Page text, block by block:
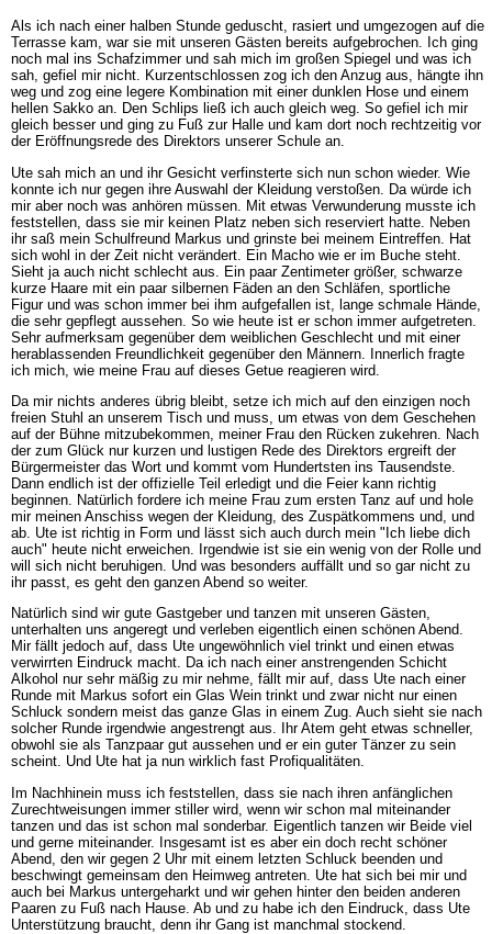
Als ich nach einer halben Stunde geduscht, rasiert und umgezogen auf die
Terrasse kam, war sie mit unseren Gästen bereits aufgebrochen. Ich ging
noch mal ins Schafzimmer und sah mich im großen Spiegel und was ich
sah, gefiel mir nicht. Kurzentschlossen zog ich den Anzug aus, hängte ihn
weg und zog eine legere Kombination mit einer dunklen Hose und einem
hellen Sakko an. Den Schlips ließ ich auch gleich weg. So gefiel ich mir
gleich besser und ging zu Fuß zur Halle und kam dort noch rechtzeitig vor
der Eröffnungsrede des Direktors unserer Schule an.
Ute sah mich an und ihr Gesicht verfinsterte sich nun schon wieder. Wie
konnte ich nur gegen ihre Auswahl der Kleidung verstoßen. Da würde ich
mir aber noch was anhören müssen. Mit etwas Verwunderung musste ich
feststellen, dass sie mir keinen Platz neben sich reserviert hatte. Neben
ihr saß mein Schulfreund Markus und grinste bei meinem Eintreffen. Hat
sich wohl in der Zeit nicht verändert. Ein Macho wie er im Buche steht.
Sieht ja auch nicht schlecht aus. Ein paar Zentimeter größer, schwarze
kurze Haare mit ein paar silbernen Fäden an den Schläfen, sportliche
Figur und was schon immer bei ihm aufgefallen ist, lange schmale Hände,
die sehr gepflegt aussehen. So wie heute ist er schon immer aufgetreten.
Sehr aufmerksam gegenüber dem weiblichen Geschlecht und mit einer
herablassenden Freundlichkeit gegenüber den Männern. Innerlich fragte
ich mich, wie meine Frau auf dieses Getue reagieren wird.
Da mir nichts anderes übrig bleibt, setze ich mich auf den einzigen noch
freien Stuhl an unserem Tisch und muss, um etwas von dem Geschehen
auf der Bühne mitzubekommen, meiner Frau den Rücken zukehren. Nach
der zum Glück nur kurzen und lustigen Rede des Direktors ergreift der
Bürgermeister das Wort und kommt vom Hundertsten ins Tausendste.
Dann endlich ist der offizielle Teil erledigt und die Feier kann richtig
beginnen. Natürlich fordere ich meine Frau zum ersten Tanz auf und hole
mir meinen Anschiss wegen der Kleidung, des Zuspätkommens und, und
ab. Ute ist richtig in Form und lässt sich auch durch mein "Ich liebe dich
auch" heute nicht erweichen. Irgendwie ist sie ein wenig von der Rolle und
will sich nicht beruhigen. Und was besonders auffällt und so gar nicht zu
ihr passt, es geht den ganzen Abend so weiter.
Natürlich sind wir gute Gastgeber und tanzen mit unseren Gästen,
unterhalten uns angeregt und verleben eigentlich einen schönen Abend.
Mir fällt jedoch auf, dass Ute ungewöhnlich viel trinkt und einen etwas
verwirrten Eindruck macht. Da ich nach einer anstrengenden Schicht
Alkohol nur sehr mäßig zu mir nehme, fällt mir auf, dass Ute nach einer
Runde mit Markus sofort ein Glas Wein trinkt und zwar nicht nur einen
Schluck sondern meist das ganze Glas in einem Zug. Auch sieht sie nach
solcher Runde irgendwie angestrengt aus. Ihr Atem geht etwas schneller,
obwohl sie als Tanzpaar gut aussehen und er ein guter Tänzer zu sein
scheint. Und Ute hat ja nun wirklich fast Profiqualitäten.
Im Nachhinein muss ich feststellen, dass sie nach ihren anfänglichen
Zurechtweisungen immer stiller wird, wenn wir schon mal miteinander
tanzen und das ist schon mal sonderbar. Eigentlich tanzen wir Beide viel
und gerne miteinander. Insgesamt ist es aber ein doch recht schöner
Abend, den wir gegen 2 Uhr mit einem letzten Schluck beenden und
beschwingt gemeinsam den Heimweg antreten. Ute hat sich bei mir und
auch bei Markus untergeharkt und wir gehen hinter den beiden anderen
Paaren zu Fuß nach Hause. Ab und zu habe ich den Eindruck, dass Ute
Unterstützung braucht, denn ihr Gang ist manchmal stockend.